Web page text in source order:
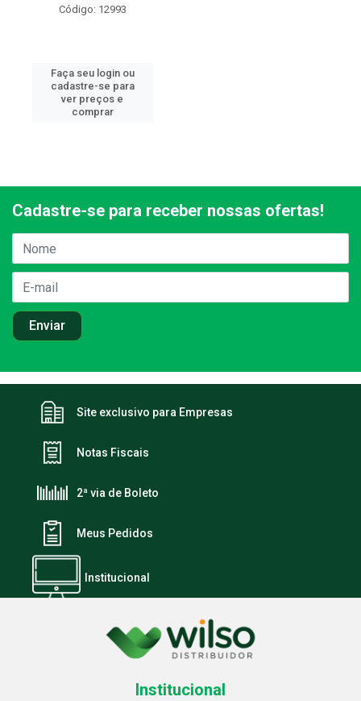
Código: 12993
Faça seu login ou
cadastre-se para
ver preços e
comprar
Cadastre-se para receber nossas ofertas!
Site exclusivo para Empresas
Notas Fiscais
2ª via de Boleto
Meus Pedidos
Institucional
Institucional